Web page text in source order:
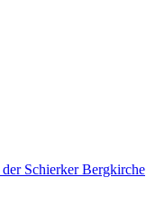
Schierker Bergkirche